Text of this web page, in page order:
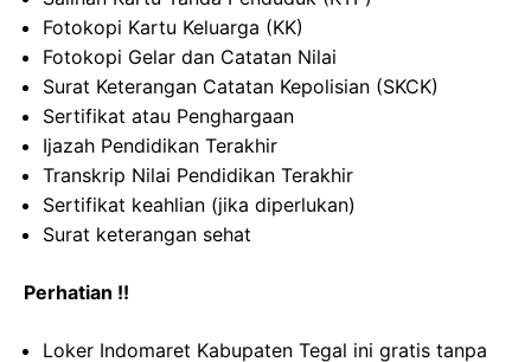
Fotokopi Kartu Keluarga (KK)
Fotokopi Gelar dan Catatan Nilai
Surat Keterangan Catatan Kepolisian (SKCK)
Sertifikat atau Penghargaan
Ijazah Pendidikan Terakhir
Transkrip Nilai Pendidikan Terakhir
Sertifikat keahlian (jika diperlukan)
Surat keterangan sehat
Perhatian !!
Loker Indomaret Kabupaten Tegal ini gratis tanpa